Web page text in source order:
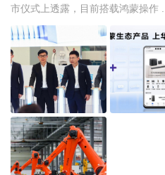
市仪式上透露，目前搭载鸿蒙操作 ...